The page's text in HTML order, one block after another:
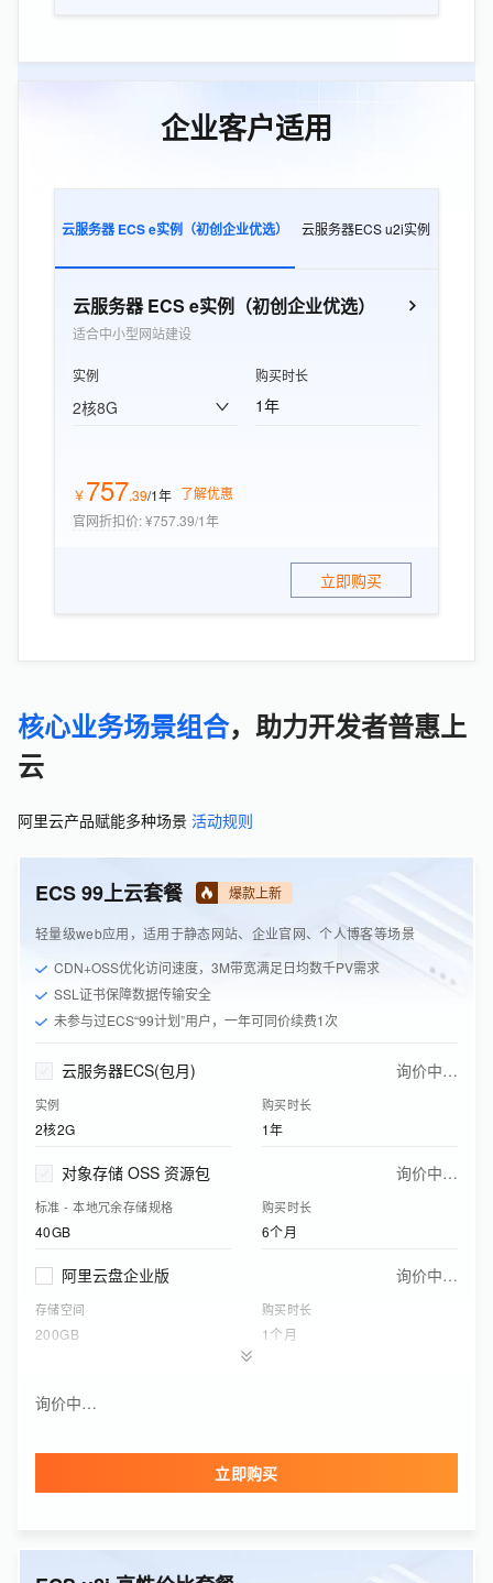
企业客户适用
云服务器 ECS e实例（初创企业优选） 云服务器ECS u2i实例
云服务器 ECS e实例（初创企业优选）
适合中小型网站建设
实例
2核8G
购买时长
1年
￥757.39/1年 了解优惠
官网折扣价:¥757.39/1年
立即购买
核心业务场景组合，助力开发者普惠上
云
阿里云产品赋能多种场景 活动规则
ECS 99上云套餐 爆款上新
轻量级web应用，适用于静态网站、企业官网、个人博客等场景
CDN+OSS优化访问速度，3M带宽满足日均数千PV需求
SSL证书保障数据传输安全
未参与过ECS“99计划”用户，一年可同价续费1次
云服务器ECS(包月) 询价中…
实例
2核2G
购买时长
1年
对象存储 OSS 资源包 询价中…
标准 - 本地冗余存储规格
40GB
购买时长
6个月
阿里云盘企业版 询价中…
存储空间
200GB
购买时长
1个月
实例网络类型
询价中…
立即购买